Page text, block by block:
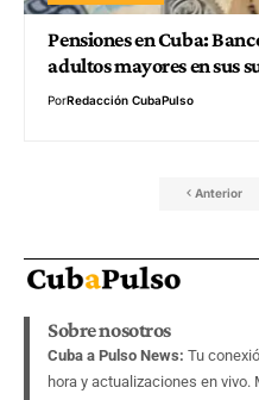
Pensiones en Cuba:
adultos mayores en sus
PorRedacción CubaPulso
Anterior
Sobre nosotros
Cuba a Pulso News: Tu
hora y actualizaciones en